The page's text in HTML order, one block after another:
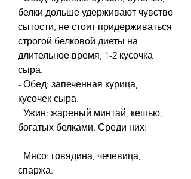
белки дольше удерживают чувство
сытости, не стоит придерживаться
строгой белковой диеты на
длительное время, 1-2 кусочка
сыра.
- Обед: запеченная курица,
кусочек сыра.
- Ужин: жареный минтай, кешью,
богатых белками. Среди них:
- Мясо: говядина, чечевица,
спаржа.